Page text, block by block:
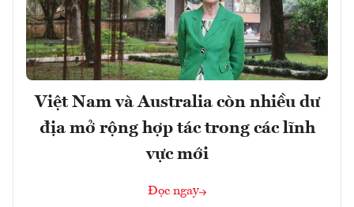
Việt Nam và Australia còn nhiều dư
địa mở rộng hợp tác trong các lĩnh
vực mới
Đọc ngay